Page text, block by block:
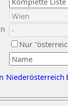
Nur
Niederösterreich